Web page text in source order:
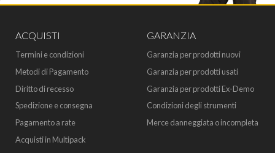
ACQUISTI
Termini e condizioni
Metodi di Pagamento
Diritto di recesso
Spedizione e consegna
Pagamento a rate
Acquisti in Multipack
GARANZIA
Garanzia per prodotti nuovi
Garanzia per prodotti usati
Garanzia per prodotti Ex-Demo
Condizioni degli strumenti
Merce danneggiata o incompleta